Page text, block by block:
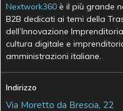
Nextwork360 è il più grande
B2B dedicati ai temi della
dell’Innovazione
cultura digitale e
amministrazioni italiane.
Indirizzo
Via Moretto da Brescia, 22